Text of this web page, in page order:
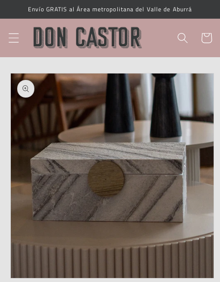
directamente
al contenido
Envío GRATIS al Área metropolitana del Valle de Aburrá
Carrito
directamente
a la
información
del producto